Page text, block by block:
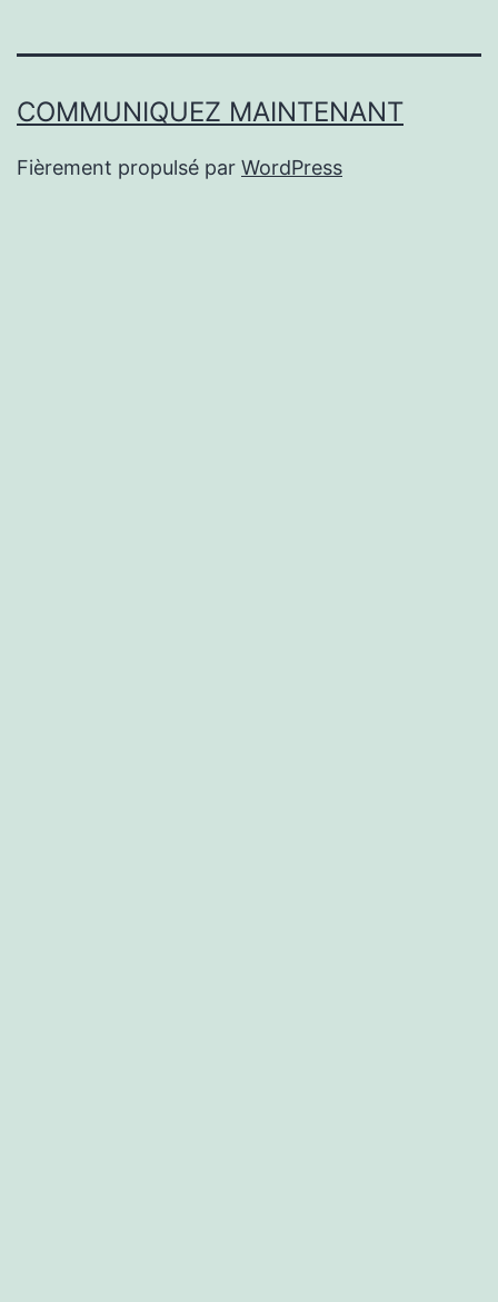
COMMUNIQUEZ MAINTENANT
Fièrement propulsé par WordPress